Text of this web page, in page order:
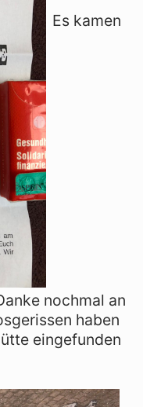
Es kamen
nochmal an
haben
eingefunden